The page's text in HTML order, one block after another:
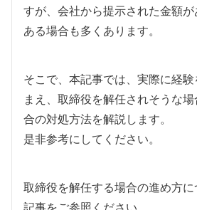
すが、会社から提示された金額
ある場合も多くあります。
そこで、本記事では、実際に経
まえ、取締役を解任されそうな
合の対処方法を解説します。
是非参考にしてください。
取締役を解任する場合の進め方
記事をご参照ください。